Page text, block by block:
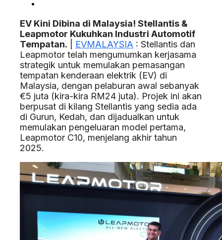
EV Kini Dibina di Malaysia! Stellantis &
Leapmotor Kukuhkan Industri Automotif
Tempatan.
EVMALAYSIA : Stellantis dan
Leapmotor telah mengumumkan kerjasama
strategik untuk memulakan pemasangan
tempatan kenderaan elektrik (EV) di
Malaysia, dengan pelaburan awal sebanyak
€5 juta (kira-kira RM24 juta). Projek ini akan
berpusat di kilang Stellantis yang sedia ada
di Gurun, Kedah, dan dijadualkan untuk
memulakan pengeluaran model pertama,
Leapmotor C10, menjelang akhir tahun
2025.